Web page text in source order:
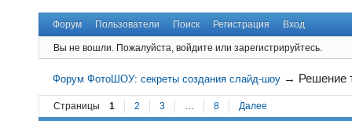
Форум Пользователи Поиск Регистрация Вход
Вы не вошли. Пожалуйста, войдите или зарегистрируйтесь.
Форум ФотоШОУ: секреты создания слайд-шоу → Решение
Страницы 1 2 3 … 8
Далее